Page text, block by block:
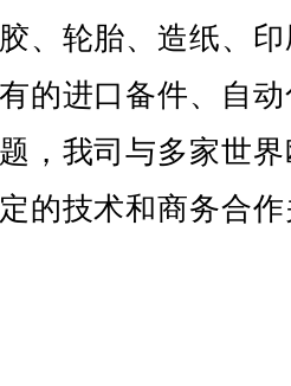
、轮胎、造纸、
的进口备件、自
，我司与多家世
的技术和商务合